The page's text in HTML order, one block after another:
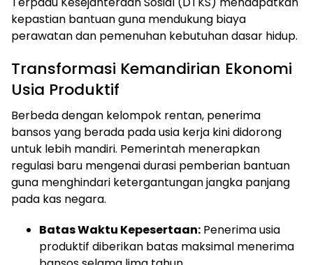
kepastian bantuan guna mendukung biaya
perawatan dan pemenuhan kebutuhan dasar hidup.
Transformasi Kemandirian Ekonomi
Usia Produktif
Berbeda dengan kelompok rentan, penerima
bansos yang berada pada usia kerja kini didorong
untuk lebih mandiri. Pemerintah menerapkan
regulasi baru mengenai durasi pemberian bantuan
guna menghindari ketergantungan jangka panjang
pada kas negara.
Batas Waktu Kepesertaan: Penerima usia
produktif diberikan batas maksimal menerima